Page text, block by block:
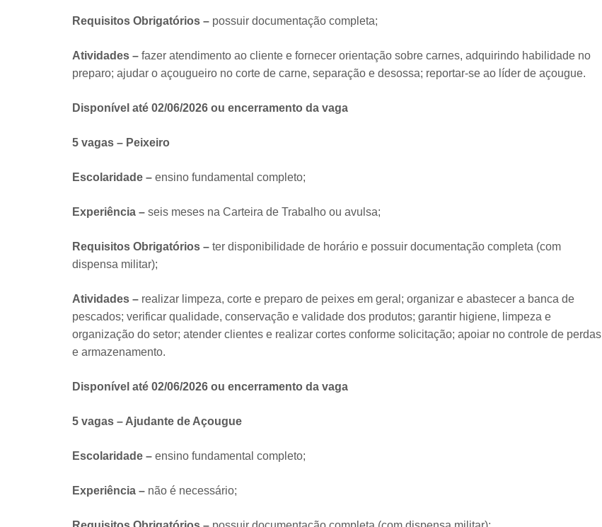
Requisitos Obrigatórios – possuir documentação completa;
Atividades – fazer atendimento ao cliente e fornecer orientação sobre carnes, adquirindo habilidade no
preparo; ajudar o açougueiro no corte de carne, separação e desossa; reportar-se ao líder de açougue.
Disponível até 02/06/2026 ou encerramento da vaga
5 vagas – Peixeiro
Escolaridade – ensino fundamental completo;
Experiência – seis meses na Carteira de Trabalho ou avulsa;
Requisitos Obrigatórios – ter disponibilidade de horário e possuir documentação completa (com
dispensa militar);
Atividades – realizar limpeza, corte e preparo de peixes em geral; organizar e abastecer a banca de
pescados; verificar qualidade, conservação e validade dos produtos; garantir higiene, limpeza e
organização do setor; atender clientes e realizar cortes conforme solicitação; apoiar no controle de perdas
e armazenamento.
Disponível até 02/06/2026 ou encerramento da vaga
5 vagas – Ajudante de Açougue
Escolaridade – ensino fundamental completo;
Experiência – não é necessário;